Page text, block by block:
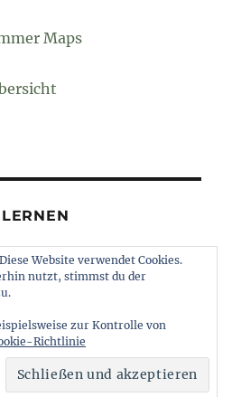
Maps
und Datenschutz
Stolz
Website verwendet Cookies.
nutzt, stimmst du der
zur Kontrolle von
Richtlinie